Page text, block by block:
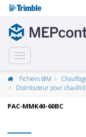
Toggle
navigation
Fichiers BIM
Distributeur pour chauf/
PAC-MMK40-60BC